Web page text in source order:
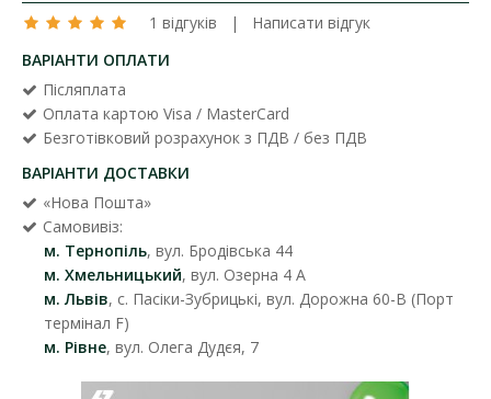
1 відгуків | Написати відгук
ВАРІАНТИ ОПЛАТИ
Післяплата
Оплата картою Visa / MasterCard
Безготівковий розрахунок з ПДВ / без ПДВ
ВАРІАНТИ ДОСТАВКИ
«Нова Пошта»
Самовивіз:
м. Тернопіль, вул. Бродівська 44
м. Хмельницький, вул. Озерна 4 А
м. Львів, с. Пасіки-Зубрицькі, вул. Дорожна 60-В (Порт
термінал F)
м. Рівне, вул. Олега Дудєя, 7